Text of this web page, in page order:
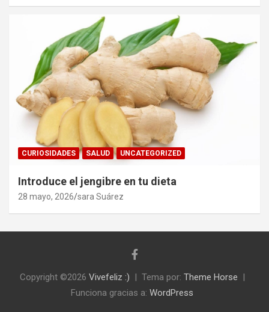
CURIOSIDADES SALUD UNCATEGORIZED
Introduce el jengibre en tu dieta
28 mayo, 2026 sara Suárez
Copyright ©2026 Vivefeliz :) Tema por: Theme Horse
Funciona gracias a: WordPress